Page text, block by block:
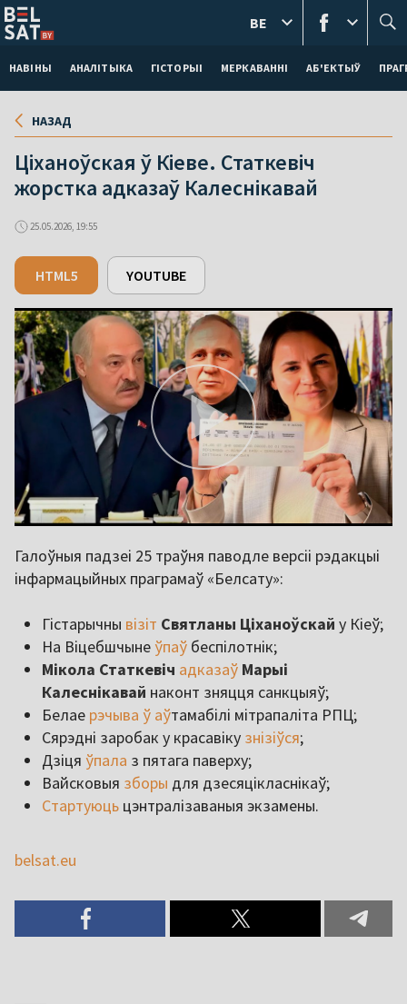
НАВІНЫ АНАЛІТЫКА ГІСТОРЫІ МЕРКАВАННI АБ'ЕКТЫЎ
BE
НАЗАД
Ціханоўская ў Кіеве. Статкевіч
жорстка адказаў Калеснікавай
25.05.2026, 19:55
HTML5 YOUTUBE
Галоўныя падзеі 25 траўня паводле версіі рэдакцыі
інфармацыйных праграмаў «Белсату»:
Гістарычны візіт Святланы Ціханоўскай у Кіеў;
На Віцебшчынеўпаў беспілотнік;
Мікола Статкевіч адказаў Марыі
Калеснікавай наконт зняцця санкцыяў;
Белае рэчыва ў аўтамабілі мітрапаліта РПЦ;
Сярэдні заробак у красавіку знізіўся;
Дзіця ўпала з пятага паверху;
Вайсковыя зборы для дзесяцікласнікаў;
Стартуюць цэнтралізаваныя экзамены.
belsat.eu